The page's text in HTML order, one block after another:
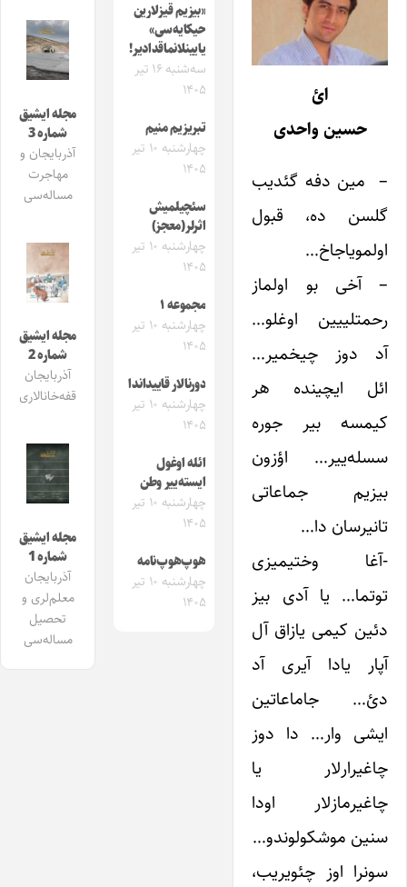
ائ
حسین واحدی
– مین دفه گئدیب
گلسن ده، قبول
اولمویاجاخ…
– آخی بو اولماز
رحمتلییین اوغلو…
آد دوز چیخمیر…
ائل ایچینده هر
کیمسه بیر جوره
سسله‌ییر… اؤزون
بیزیم جماعاتی
تانیرسان دا…
-آغا وختیمیزی
توتما… یا آدی بیز
دئین کیمی یازاق آل
آپار یادا آیری آد
دئ… جاماعاتین
ایشی وار… دا دوز
چاغیرارلار یا
چاغیرمازلار اودا
سنین موشکولوندو…
سونرا اوز چئویریب،
«بیزیم قیزلارین
حیکایه‌سی»
یایینلانماقدادیر!
سه‌شنبه ۱۶ تیر
۱۴۰۵
تبریزیم منیم
چهارشنبه ۱۰ تیر
۱۴۰۵
سئچیلمیش
اثرلر(معجز)
چهارشنبه ۱۰ تیر
۱۴۰۵
مجموعه ۱
چهارشنبه ۱۰ تیر
۱۴۰۵
دورنالار قاییداندا
چهارشنبه ۱۰ تیر
۱۴۰۵
ائله اوغول
ایسته‌ییر وطن
چهارشنبه ۱۰ تیر
۱۴۰۵
هوپ‌هوپ‌نامه
چهارشنبه ۱۰ تیر
۱۴۰۵
مجله ایشیق
شماره 3
آذربایجان و
مهاجرت
مساله‌سی
مجله ایشیق
شماره 2
آذربایجان
قفه‌خانالاری
مجله ایشیق
شماره 1
آذربایجان
معلم‌لری و
تحصیل
مساله‌سی